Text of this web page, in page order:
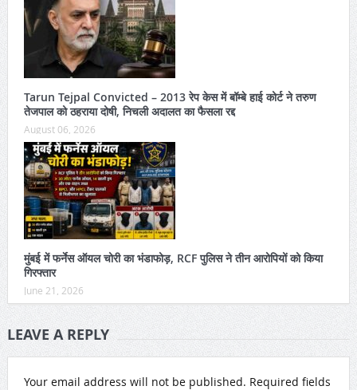
Tarun Tejpal Convicted – 2013 रेप केस में बॉम्बे हाई कोर्ट ने तरुण
तेजपाल को ठहराया दोषी, निचली अदालत का फैसला रद्द
August 06, 2026
मुंबई में फर्नेस ऑयल चोरी का भंडाफोड़, RCF पुलिस ने तीन आरोपियों को किया
गिरफ्तार
June 21, 2026
LEAVE A REPLY
Your email address will not be published. Required fields